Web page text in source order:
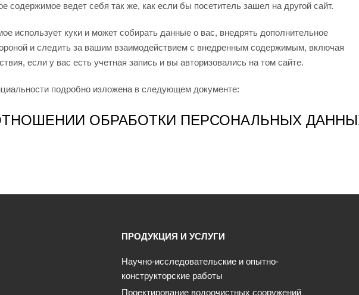
содержимое ведет себя так же, как если бы посетитель зашел на другой сайт.
использует куки и может собирать данные о вас, внедрять дополнительное
и следить за вашим взаимодействием с внедренным содержимым, включая
если у вас есть учетная запись и вы авторизовались на том сайте.
подробно изложена в следующем документе:
ОБРАБОТКИ ПЕРСОНАЛЬНЫХ
ПРОДУКЦИЯ И УСЛУГИ
Научно-исследовательские и опытно-
конструкторские работы
Проектирование водоочистных сооружений